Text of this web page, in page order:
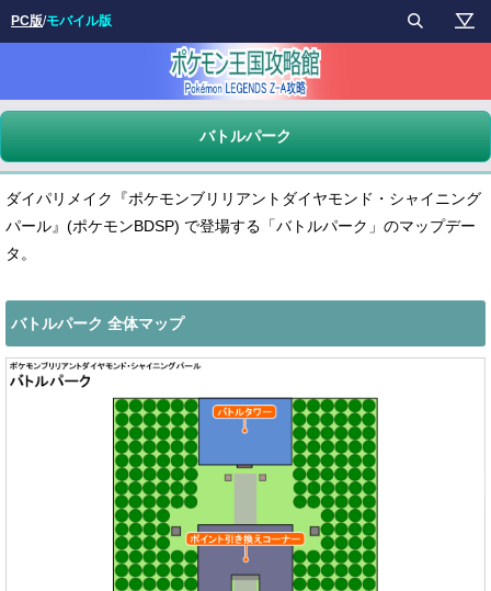
バトルパーク
ダイパリメイク『ポケモンブリリアントダイヤモンド・シャイニング
パール』(ポケモンBDSP) で登場する「バトルパーク」のマップデー
タ。
バトルパーク 全体マップ
PC版/モバイル版